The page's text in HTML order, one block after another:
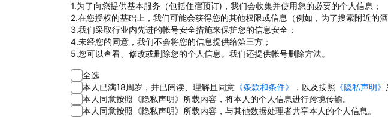
1.为了向您提供基本服务（包括住宿预订)，我们会收集并使用您的必要的个人信息；
2.在您授权的基础上，我们可能会获得您的其他权限或信息（例如，为了搜索附近的
3.我们采取行业内先进的帐号安全措施来保护您的信息安全；
4.未经您的同意，我们不会将您的信息提供给第三方；
5.您可以查看、修改或删除您的个人信息。我们还提供帐号删除方法。
全选
本人已满18周岁，并已阅读、理解且同意 《条款和条件》 ，以及按照 《隐私声明》
本人同意按照《隐私声明》所载内容，将本人的个人信息进行跨境传输。
本人同意按照《隐私声明》所载内容，与其他数据处理者共享本人的个人信息。